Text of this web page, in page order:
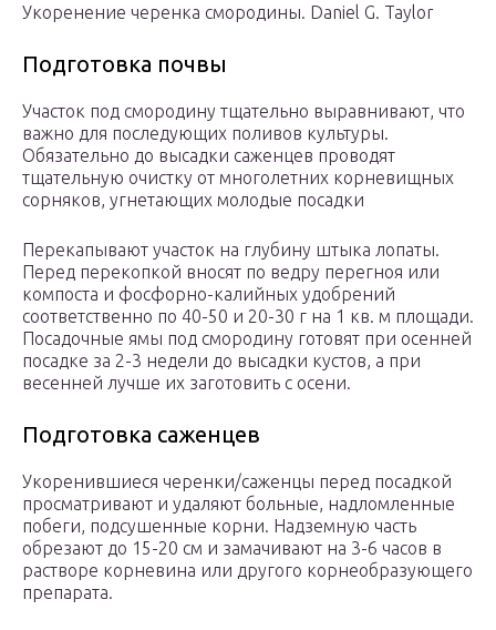
Укоренение черенка смородины. Daniel G. Taylor
Подготовка почвы
Участок под смородину тщательно выравнивают, что
важно для последующих поливов культуры.
Обязательно до высадки саженцев проводят
тщательную очистку от многолетних корневищных
сорняков, угнетающих молодые посадки
Перекапывают участок на глубину штыка лопаты.
Перед перекопкой вносят по ведру перегноя или
компоста и фосфорно-калийных удобрений
соответственно по 40-50 и 20-30 г на 1 кв. м площади.
Посадочные ямы под смородину готовят при осенней
посадке за 2-3 недели до высадки кустов, а при
весенней лучше их заготовить с осени.
Подготовка саженцев
Укоренившиеся черенки/саженцы перед посадкой
просматривают и удаляют больные, надломленные
побеги, подсушенные корни. Надземную часть
обрезают до 15-20 см и замачивают на 3-6 часов в
растворе корневина или другого корнеобразующего
препарата.